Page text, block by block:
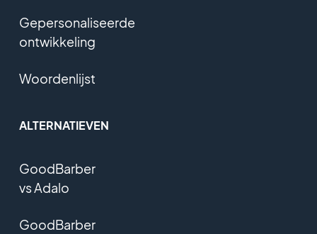
Gepersonaliseerde
ontwikkeling
Woordenlijst
ALTERNATIEVEN
GoodBarber
vs Adalo
GoodBarber